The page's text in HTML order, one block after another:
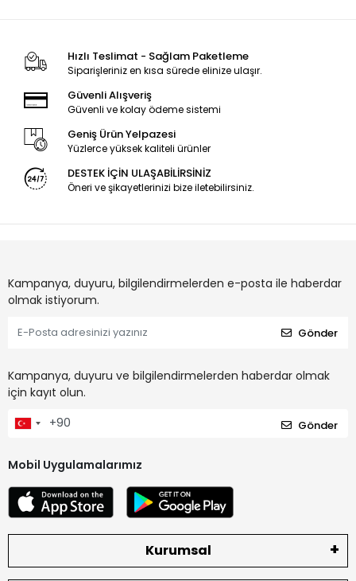
Hızlı Teslimat - Sağlam Paketleme
Siparişleriniz en kısa sürede elinize ulaşır.
Güvenli Alışveriş
Güvenli ve kolay ödeme sistemi
Geniş Ürün Yelpazesi
Yüzlerce yüksek kaliteli ürünler
DESTEK İÇİN ULAŞABİLİRSİNİZ
Öneri ve şikayetlerinizi bize iletebilirsiniz.
Kampanya, duyuru, bilgilendirmelerden e-posta ile haberdar
olmak istiyorum.
Gönder
Kampanya, duyuru ve bilgilendirmelerden haberdar olmak
için kayıt olun.
Gönder
Mobil Uygulamalarımız
Kurumsal